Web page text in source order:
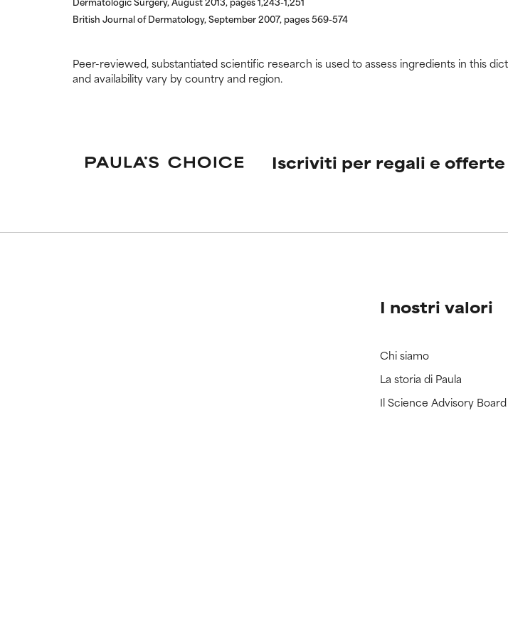
British Journal of Dermatology, September 2007, pages 569-574
Peer-reviewed, substantiated scientific research is used to assess ingredients in this
and availability vary by country and region.
Iscriviti per regali e
I nostri valori
Chi siamo
La storia di Paula
Il Science Advisory Board